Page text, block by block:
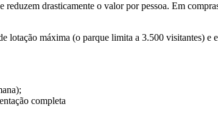
drasticamente o valor por pessoa. Em
lotação máxima (o parque limita a 3.500 visitantes) e
completa